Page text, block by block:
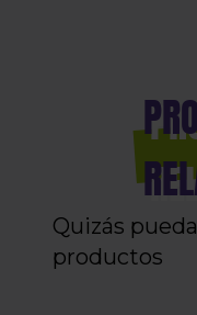
Quizás
productos